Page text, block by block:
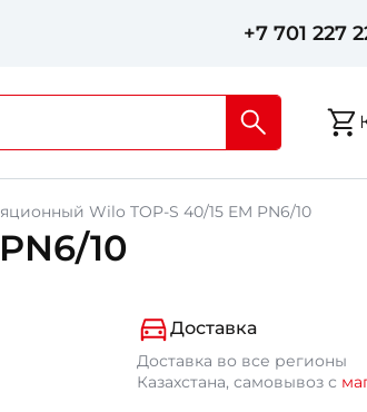
+7 701 227
Wilo TOP-S 40/15 EM PN6/10
10
Доставка
Доставка во все регионы
Казахстана, самовывоз с